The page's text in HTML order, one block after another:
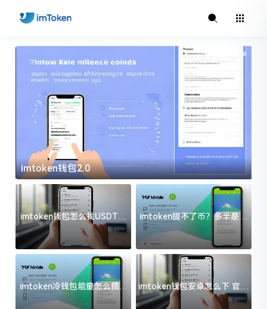
imtoken钱包2.0
imtoken钱包怎么找USDT地
址？三步搞定不踩坑
imtoken提不了币？多半是这
几件事没处理好
imtoken冷钱包能量怎么搞？
过来人告诉你门道
imtoken钱包安卓怎么下 官方
渠道避坑指南